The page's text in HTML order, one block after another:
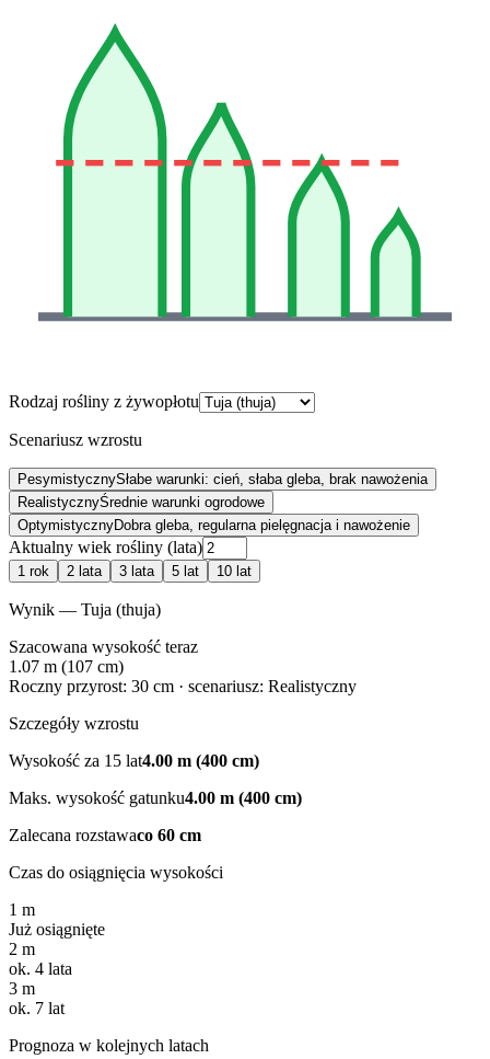
Rodzaj rośliny z żywopłotu
Scenariusz wzrostu
PesymistycznySłabe warunki: cień, słaba gleba, brak nawożenia
RealistycznyŚrednie warunki ogrodowe
OptymistycznyDobra gleba, regularna pielęgnacja i nawożenie
Aktualny wiek rośliny (lata)
1 rok 2 lata 3 lata 5 lat 10 lat
Wynik — Tuja (thuja)
Szacowana wysokość teraz
1.07 m (107 cm)
Roczny przyrost: 30 cm · scenariusz: Realistyczny
Szczegóły wzrostu
Wysokość za 15 lat4.00 m (400 cm)
Maks. wysokość gatunku4.00 m (400 cm)
Zalecana rozstawaco 60 cm
Czas do osiągnięcia wysokości
1 m
Już osiągnięte
2 m
ok. 4 lata
3 m
ok. 7 lat
Prognoza w kolejnych latach